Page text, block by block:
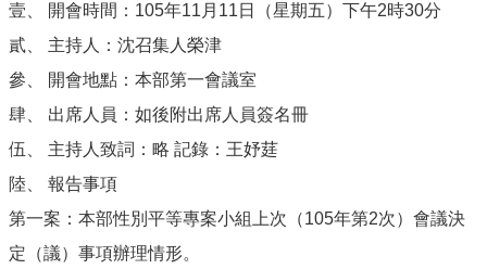
壹、 開會時間：105年11月11日（星期五）下午2時30分
貳、 主持人：沈召集人榮津
參、 開會地點：本部第一會議室
肆、 出席人員：如後附出席人員簽名冊
伍、 主持人致詞：略 記錄：王妤莛
陸、 報告事項
第一案：本部性別平等專案小組上次（105年第2次）會議決
定（議）事項辦理情形。